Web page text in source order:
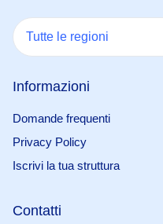
Tutte le regioni
Informazioni
Domande frequenti
Privacy Policy
Iscrivi la tua struttura
Contatti